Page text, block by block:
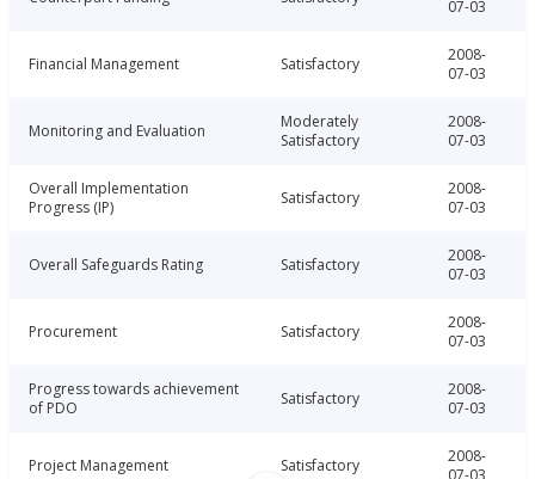
07-03
Financial Management Satisfactory
2008-
07-03
Monitoring and Evaluation
Moderately
Satisfactory
2008-
07-03
Overall Implementation
Progress (IP)
Satisfactory
2008-
07-03
Overall Safeguards Rating Satisfactory
2008-
07-03
Procurement Satisfactory
2008-
07-03
Progress towards achievement
of PDO
Satisfactory
2008-
07-03
Project Management Satisfactory
2008-